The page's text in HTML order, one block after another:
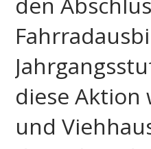
diese Aktion
und